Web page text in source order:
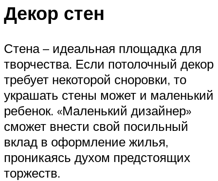
Декор стен
Стена – идеальная площадка для
творчества. Если потолочный декор
требует некоторой сноровки, то
украшать стены может и маленький
ребенок. «Маленький дизайнер»
сможет внести свой посильный
вклад в оформление жилья,
проникаясь духом предстоящих
торжеств.